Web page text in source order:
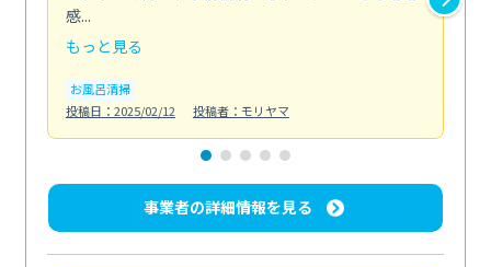
感...
もっと見る
お風呂清掃
投稿日：2025/02/12
投稿者：モリヤマ
事業者の詳細情報を見る